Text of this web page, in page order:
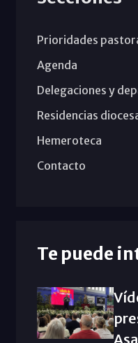
Prioridades
Agenda
Delegaciones y
Residencias
Hemeroteca
Contacto
Te puede